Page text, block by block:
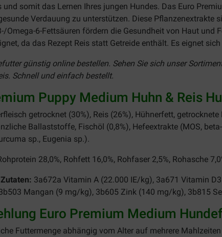
somit das Lernen Ihres jungen Hundes. Das Euro
Verdauung zu unterstützen. Diese
Omega-6-Fettsäuren fördern die Gesundheit von Haut
da das Rezept Reis statt Getreide enthält. Es eignet
günstig online bestellen. Sehen Sie sich unser
Schnell und einfach bestellt.
Puppy Medium Huhn & Reis
getrocknet (30%), Reis (26%), Hühnerfett,
Ballaststoffe, Fischöl (0,8%), Hefeextrakte (MOS,
sp., Eugenia sp.).
28,0%, Rohfett 16,0%, Rohfaser 2,5%, Rohasche
3a672a Vitamin A (22.000 IE/kg), 3a671 Vitamin
Mangan (9 mg/kg), 3b605 Zink (140 mg/kg), 3b815
Euro Premium Medium
Futtermenge abhängig vom Alter auf mehrere